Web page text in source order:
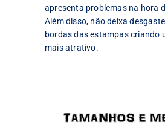
apresenta problemas na hora
Além disso, não deixa
bordas das estampas criando
mais atrativo.